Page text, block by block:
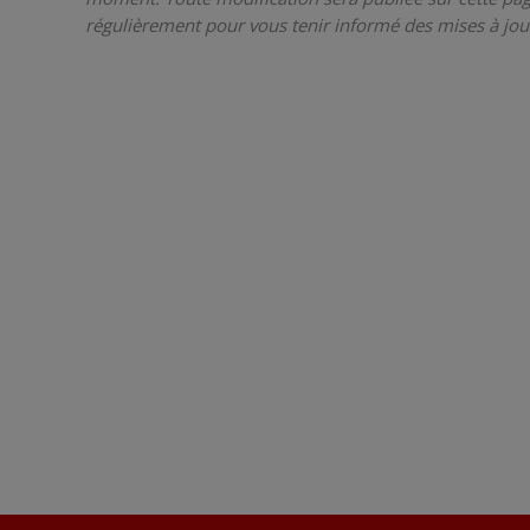
régulièrement pour vous tenir informé des mises à